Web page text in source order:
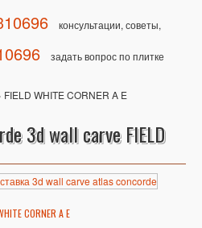
консультации, советы,
задать вопрос по плитке
FIELD WHITE CORNER A E
3d wall carve FIELD
CORNER A E